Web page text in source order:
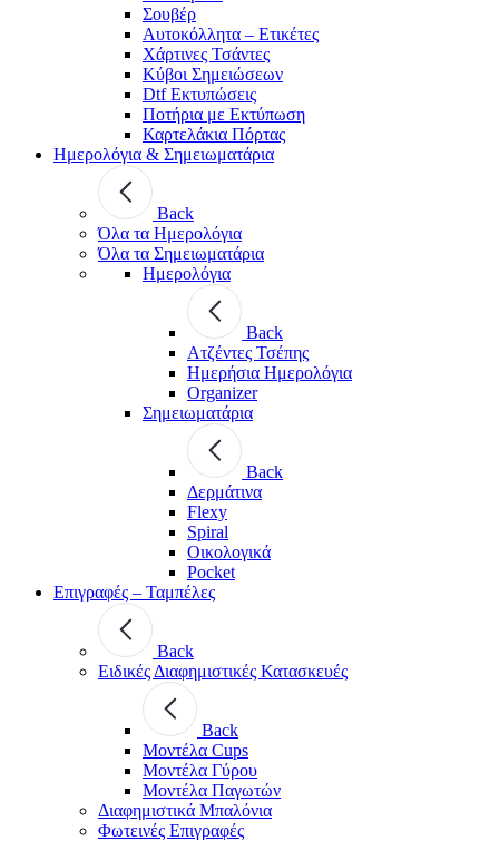
Σουβέρ
Αυτοκόλλητα – Ετικέτες
Χάρτινες Τσάντες
Κύβοι Σημειώσεων
Dtf Εκτυπώσεις
Ποτήρια με Εκτύπωση
Καρτελάκια Πόρτας
Ημερολόγια & Σημειωματάρια
Back
Όλα τα Ημερολόγια
Όλα τα Σημειωματάρια
Ημερολόγια
Back
Ατζέντες Τσέπης
Ημερήσια Ημερολόγια
Organizer
Σημειωματάρια
Back
Δερμάτινα
Flexy
Spiral
Οικολογικά
Pocket
Επιγραφές – Ταμπέλες
Back
Ειδικές Διαφημιστικές Κατασκευές
Back
Μοντέλα Cups
Μοντέλα Γύρου
Μοντέλα Παγωτών
Διαφημιστικά Μπαλόνια
Φωτεινές Επιγραφές